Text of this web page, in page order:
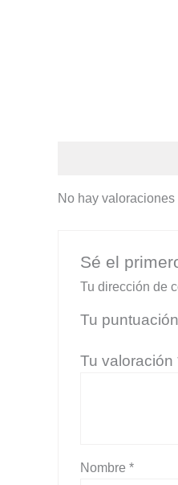
No hay valoraciones
Sé el
Tu dirección de
Tu puntuación
Tu valoración
Nombre *